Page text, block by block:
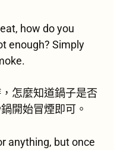
how do you
enough? Simply
怎麼知道鍋子是否
開始冒煙即可。
anything, but once